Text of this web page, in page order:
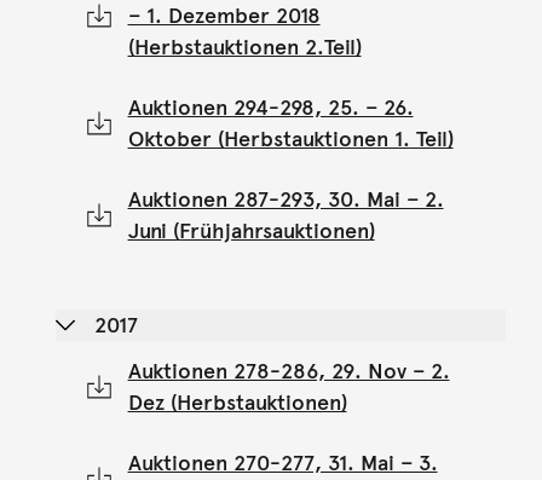
– 1. Dezember 2018
(Herbstauktionen 2.Teil)
Auktionen 294-298, 25. – 26.
Oktober (Herbstauktionen 1. Teil)
Auktionen 287-293, 30. Mai – 2.
Juni (Frühjahrsauktionen)
2017
Auktionen 278-286, 29. Nov – 2.
Dez (Herbstauktionen)
Auktionen 270-277, 31. Mai – 3.